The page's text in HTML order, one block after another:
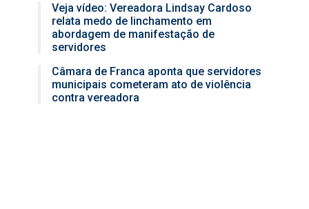
Veja vídeo: Vereadora Lindsay Cardoso
relata medo de linchamento em
abordagem de manifestação de
servidores
Câmara de Franca aponta que servidores
municipais cometeram ato de violência
contra vereadora